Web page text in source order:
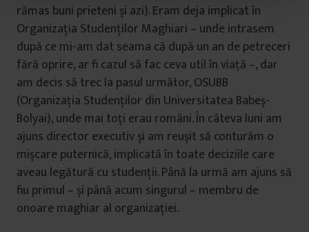
rămas buni prieteni și azi). Eram deja implicat în
Organizația Studenților Maghiari – unde intrasem
după ce mi-am dat seama că după un an de petreceri
fără oprire, ar fi cazul să fac ceva util în viață –, dar
am decis să trec la pasul următor, OSUBB
(Organizația Studenților din Universitatea Babeș-
Bolyai), unde mai toți erau români. În câteva luni am
ajuns director executiv și am reușit să conturăm o
mișcare puternică, implicată în toate deciziile care
aveau legătură cu studenții. Până la urmă am ajuns să
fiu primul – și până acum singurul – membru de
onoare maghiar al organizației.